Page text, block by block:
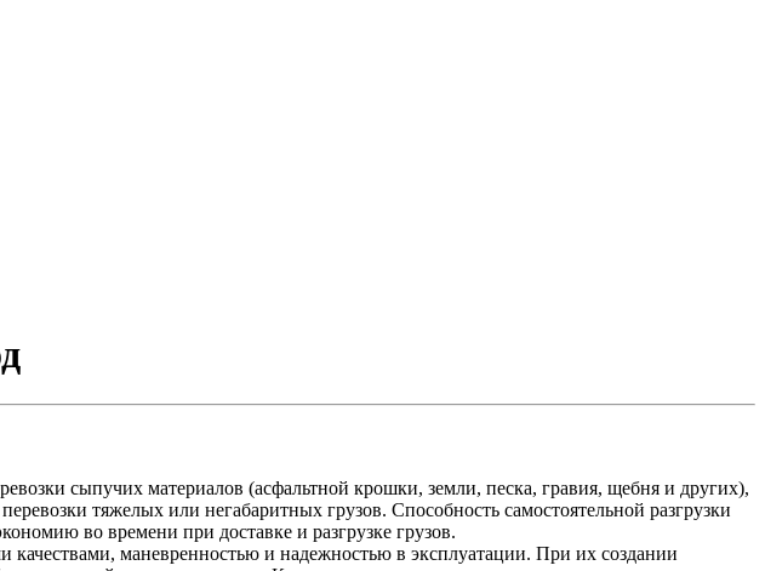
сыпучих материалов (асфальтной крошки, земли, песка, гравия, щебня и других),
тяжелых или негабаритных грузов. Способность самостоятельной разгрузки
во времени при доставке и разгрузке грузов.
маневренностью и надежностью в эксплуатации. При их создании